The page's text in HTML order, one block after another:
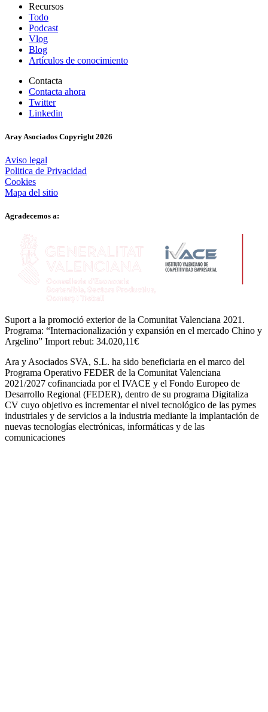
Recursos
Todo
Podcast
Vlog
Blog
Artículos de conocimiento
Contacta
Contacta ahora
Twitter
Linkedin
Aray Asociados Copyright 2026
Aviso legal
Politica de Privacidad
Cookies
Mapa del sitio
Agradecemos a:
Suport a la promoció exterior de la Comunitat Valenciana 2021.
Programa: “Internacionalización y expansión en el mercado Chino y
Argelino” Import rebut: 34.020,11€
Ara y Asociados SVA, S.L. ha sido beneficiaria en el marco del
Programa Operativo FEDER de la Comunitat Valenciana
2021/2027 cofinanciada por el IVACE y el Fondo Europeo de
Desarrollo Regional (FEDER), dentro de su programa Digitaliza
CV cuyo objetivo es incrementar el nivel tecnológico de las pymes
industriales y de servicios a la industria mediante la implantación de
nuevas tecnologías electrónicas, informáticas y de las
comunicaciones